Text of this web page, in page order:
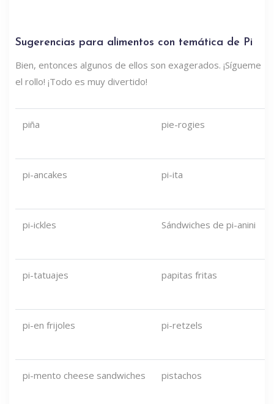
Sugerencias para alimentos con temática de Pi
Bien, entonces algunos de ellos son exagerados. ¡Sígueme
el rollo! ¡Todo es muy divertido!
piña pie-rogies
pi-ancakes pi-ita
pi-ickles Sándwiches de pi-anini
pi-tatuajes papitas fritas
pi-en frijoles pi-retzels
pi-mento cheese sandwiches pistachos